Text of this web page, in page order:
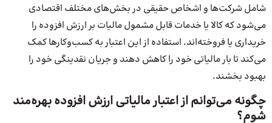
شامل شرکت‌ها و اشخاص حقیقی در بخش‌های مختلف اقتصادی
می‌شود که کالا یا خدمات قابل مشمول مالیات بر ارزش افزوده را
خریداری یا فروخته‌اند. استفاده از این اعتبار به کسب‌وکارها کمک
می‌کند تا بار مالیاتی خود را کاهش دهند و جریان نقدینگی خود را
بهبود بخشند.
چگونه می‌توانم از اعتبار مالیاتی ارزش افزوده بهره‌مند
شوم؟